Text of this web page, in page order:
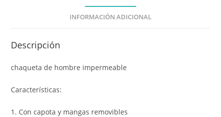
INFORMACIÓN ADICIONAL
Descripción
chaqueta de hombre impermeable
Características:
1. Con capota y mangas removibles